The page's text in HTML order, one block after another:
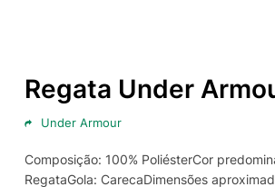
Regata Under
Under Armour
Composição: 100% PoliésterCor
RegataGola: CarecaDimensões